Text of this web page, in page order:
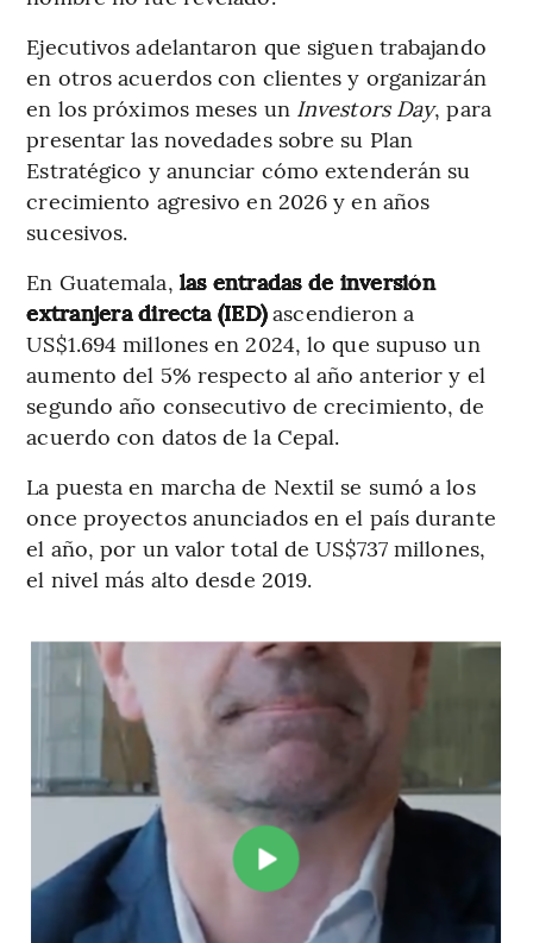
Ejecutivos adelantaron que siguen trabajando
en otros acuerdos con clientes y organizarán
en los próximos meses un Investors Day, para
presentar las novedades sobre su Plan
Estratégico y anunciar cómo extenderán su
crecimiento agresivo en 2026 y en años
sucesivos.
En Guatemala, las entradas de inversión
extranjera directa (IED)ascendieron a
US$1.694 millones en 2024, lo que supuso un
aumento del 5% respecto al año anterior y el
segundo año consecutivo de crecimiento, de
acuerdo con datos de la Cepal.
La puesta en marcha de Nextil se sumó a los
once proyectos anunciados en el país durante
el año, por un valor total de US$737 millones,
el nivel más alto desde 2019.